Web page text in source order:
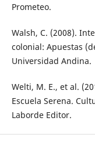
Prometeo.
Walsh, C. (2008).
colonial: Apuestas
Universidad Andina.
Welti, M. E., et al.
Escuela Serena.
Laborde Editor.